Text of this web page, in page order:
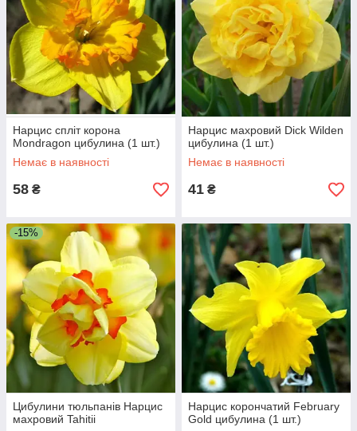
Нарцис спліт корона
Mondragon цибулина (1 шт.)
Немає в наявності
58 ₴
Нарцис махровий Dick Wilden
цибулина (1 шт.)
Немає в наявності
41 ₴
-15%
Цибулини тюльпанів Нарцис
махровий Tahitii
Нарцис корончатий February
Gold цибулина (1 шт.)